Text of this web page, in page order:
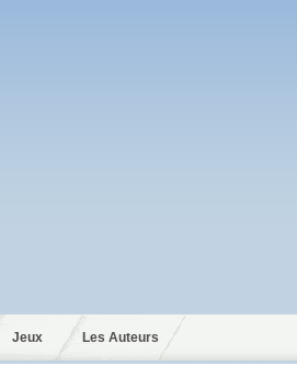
Jeux Les Auteurs